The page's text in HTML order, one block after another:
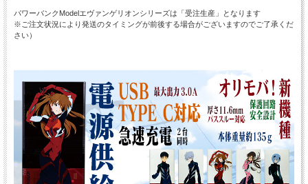
パワーバンクModelエヴァンゲリオンシリーズは「受注生産」となります
※ご注文状況により発送のタイミングが前後する場合がございますのでご了承くだ
さい）